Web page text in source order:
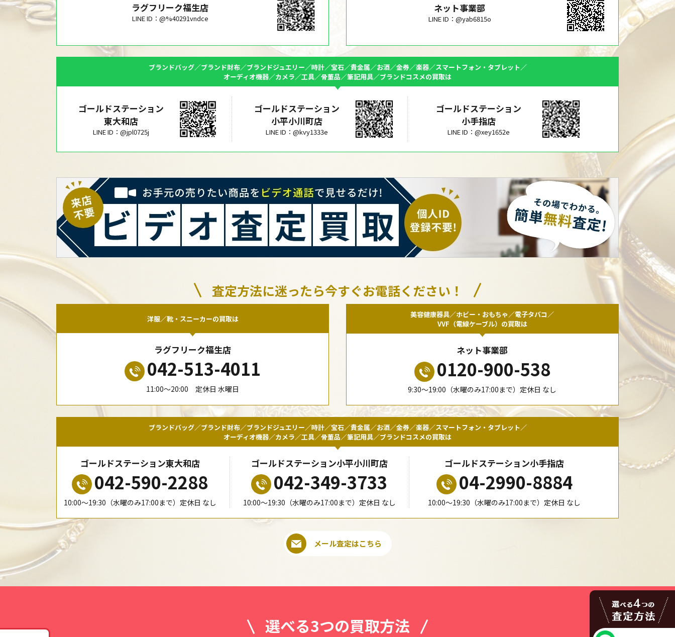
ラグフリーク福生店
LINE ID：@%40291vndce
ネット事業部
LINE ID：@yab6815o
ブランドバッグ／ブランド財布／ブランドジュエリー／時計／宝石／貴金属／お酒／金券／楽器／スマートフォン・タブレット／
オーディオ機器／カメラ／工具／骨董品／筆記用具／ブランドコスメの買取は
ゴールドステーション
東大和店
LINE ID：@jpl0725j
ゴールドステーション
小平小川町店
LINE ID：@kvy1333e
ゴールドステーション
小手指店
LINE ID：@xey1652e
査定方法に迷ったら今すぐお電話ください！
洋服／靴・スニーカーの買取は
ラグフリーク福生店
042-513-4011
11:00〜20:00 定休日 水曜日
美容健康器具／ホビー・おもちゃ／電子タバコ／
VVF（電線ケーブル）の買取は
ネット事業部
0120-900-538
9:30〜19:00（水曜のみ17:00まで）定休日 なし
ブランドバッグ／ブランド財布／ブランドジュエリー／時計／宝石／貴金属／お酒／金券／楽器／スマートフォン・タブレット／
オーディオ機器／カメラ／工具／骨董品／筆記用具／ブランドコスメの買取は
ゴールドステーション東大和店
042-590-2288
10:00〜19:30（水曜のみ17:00まで）定休日 なし
ゴールドステーション小平小川町店
042-349-3733
10:00〜19:30（水曜のみ17:00まで）定休日 なし
ゴールドステーション小手指店
04-2990-8884
10:00〜19:30（水曜のみ17:00まで）定休日 なし
メール査定はこちら
選べる3つの買取方法